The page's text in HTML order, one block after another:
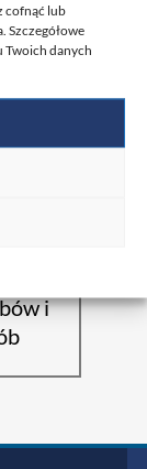
cofnąć lub
Szczegółowe
Twoich danych
i